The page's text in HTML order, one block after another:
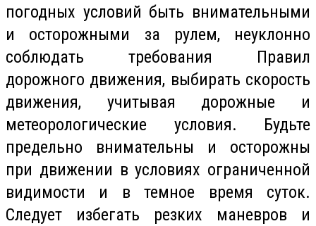
погодных условий быть внимательными
и осторожными за рулем, неуклонно
соблюдать требования Правил
дорожного движения, выбирать скорость
движения, учитывая дорожные и
метеорологические условия. Будьте
предельно внимательны и осторожны
при движении в условиях ограниченной
видимости и в темное время суток.
Следует избегать резких маневров и